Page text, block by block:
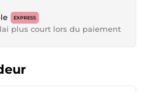
EXPRESS
plus court lors du paiement